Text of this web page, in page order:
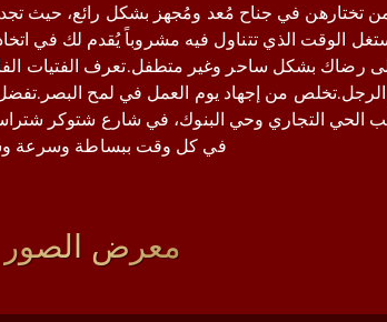
تختارهن في جناح مُعد ومُجهز بشكل رائع، حيث
الوقت الذي تتناول فيه مشروباً يُقدم لك في
الرجل.تخلص من إجهاد يوم العمل في لمح
في كل وقت ببساطة وسرعة
معرض الصور